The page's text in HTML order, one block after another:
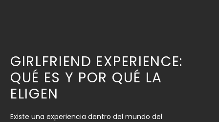
GIRLFRIEND EXPERIENCE:
QUÉ ES Y POR QUÉ LA
ELIGEN
Existe una experiencia dentro del mundo del